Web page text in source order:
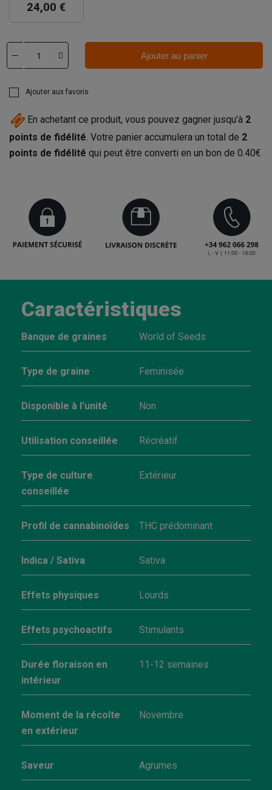
24,00 €
Ajouter au panier
Ajouter aux favoris
En achetant ce produit, vous pouvez gagner jusqu'à 2
points de fidélité. Votre panier accumulera un total de 2
points de fidélité qui peut être converti en un bon de 0.40€
Caractéristiques
Banque de graines World of Seeds
Type de graine Feminisée
Disponible à l'unité Non
Utilisation conseillée Récréatif
Type de culture
conseillée
Extérieur
Profil de cannabinoïdes THC prédominant
Indica / Sativa Sativa
Effets physiques Lourds
Effets psychoactifs Stimulants
Durée floraison en
intérieur
11-12 semaines
Moment de la récolte
en extérieur
Novembre
Saveur Agrumes